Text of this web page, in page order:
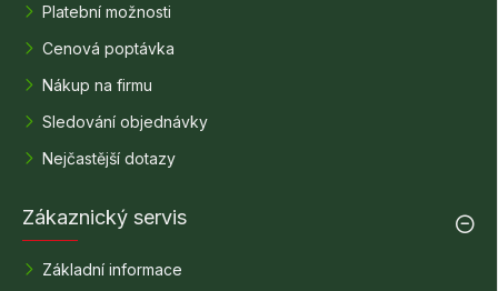
Platební možnosti
Cenová poptávka
Nákup na firmu
Sledování objednávky
Nejčastější dotazy
Zákaznický servis
Základní informace